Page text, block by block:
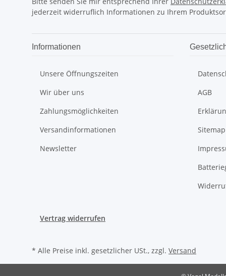
jederzeit widerruflich Informationen zu Ihrem
Informationen
Unsere Öffnungszeiten
Wir über uns
Zahlungsmöglichkeiten
Versandinformationen
Newsletter
AGB
Sitemap
Vertrag widerrufen
* Alle Preise inkl. gesetzlicher USt., zzgl. Versand